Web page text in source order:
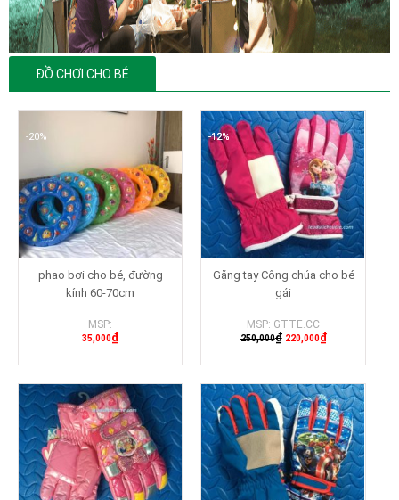
ĐỒ CHƠI CHO BÉ
phao bơi cho bé, đường
kính 60-70cm
MSP:
35,000₫
-20% -12%
Găng tay Công chúa cho bé
gái
MSP: GTTE.CC
250,000₫ 220,000₫
-12%